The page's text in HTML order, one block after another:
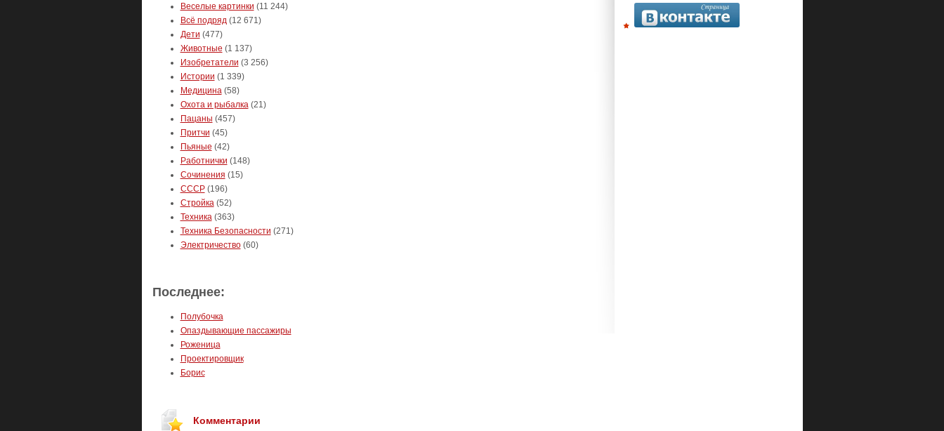
Веселые картинки (11 244)
Всё подряд(12 671)
Дети (477)
Животные (1 137)
Изобретатели (3 256)
Истории (1 339)
Медицина(58)
Охота и рыбалка(21)
Пацаны (457)
Притчи (45)
Пьяные (42)
Работнички (148)
Сочинения (15)
СССР(196)
Стройка(52)
Техника(363)
Техника Безопасности (271)
Электричество(60)
Последнее:
Полубочка
Опаздывающие пассажиры
Роженица
Проектировщик
Борис
Комментарии